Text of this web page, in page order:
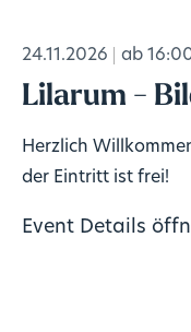
24.11.2026 ab
Lilarum -
Herzlich
der Eintritt ist frei!
Event Details